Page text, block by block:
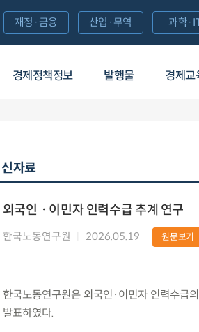
경제정책정보 발행물 경제교
재정·금융 산업·무역 과학
자료
외국인ㆍ이민자 인력수급 추계 연구
한국노동연구원 2026.05.19 원문보기
한국노동연구원은 외국인·이민자 인력수급
발표하였다.